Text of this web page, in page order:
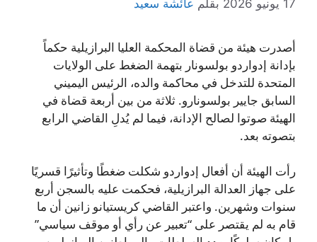
17 يونيو 2026 بقلم عائشة سعيد
أصدرت هيئة من قضاة المحكمة العليا البرازيلية حكماً
بإدانة إدواردو بولسونار بتهمة الضغط على الولايات
المتحدة للتدخل في محاكمة والده، الرئيس اليميني
السابق جايير بولسونارو. ثلاثة من بين أربعة قضاة في
الهيئة صوتوا لصالح الإدانة، فيما لم يُدلِ القاضي الرابع
بتصوته بعد.
رأت الهيئة أن أفعال إدواردو شكلت ضغطًا وتأثيرًا قسريًا
على جهاز العدالة البرازيلية، فحكمت عليه بالسجن أربع
سنوات وشهرين. واعتبر القاضي كريستيانو زانين أن ما
قام به لم يقتصر على “تعبير عن رأي أو موقف سياسي”